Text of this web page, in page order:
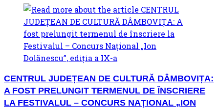
CENTRUL JUDEȚEAN DE CULTURĂ DÂMBOVIȚA:
A FOST PRELUNGIT TERMENUL DE ÎNSCRIERE
LA FESTIVALUL – CONCURS NAŢIONAL „ION